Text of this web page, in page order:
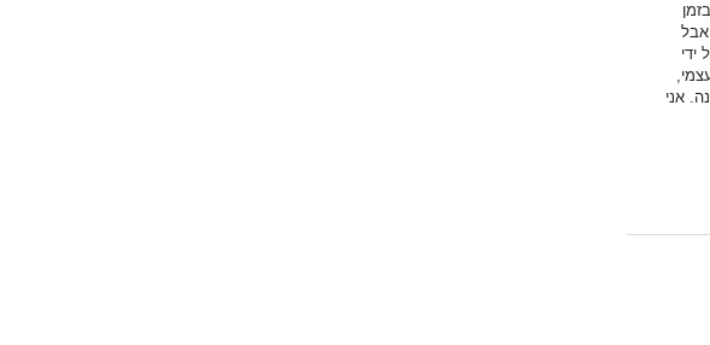
אבל
ידי
אני